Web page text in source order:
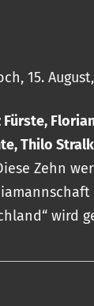
15.
Thilo
Zehn
wird